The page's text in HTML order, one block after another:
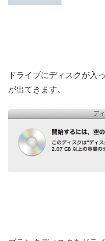
ドライブにディスクが入
が出てきます。